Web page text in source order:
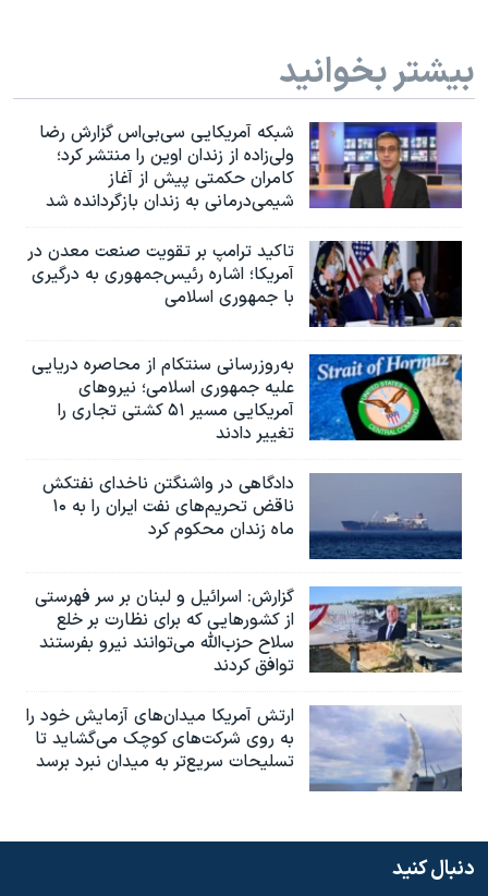
بیشتر بخوانید
شبکه آمریکایی سی‌بی‌‌اس گزارش رضا
ولی‌زاده از زندان اوین را منتشر کرد؛
کامران حکمتی پیش از آغاز
شیمی‌درمانی به زندان بازگردانده شد
تاکید ترامپ بر تقویت صنعت معدن در
آمریکا؛ اشاره رئیس‌جمهوری به درگیری
با جمهوری اسلامی
به‌روزرسانی سنتکام از محاصره دریایی
علیه جمهوری اسلامی؛ نیروهای
آمریکایی مسیر ۵۱ کشتی تجاری را
تغییر دادند
دادگاهی در واشنگتن ناخدای نفتکش
ناقض تحریم‌های نفت ایران را به ۱۰
ماه زندان محکوم کرد
گزارش‌: اسرائيل و لبنان بر سر فهرستی
از کشورهایی که برای نظارت بر خلع
سلاح حزب‌الله می‌توانند نیرو بفرستند
توافق کردند
ارتش آمریکا میدان‌های آزمایش خود را
به روی شرکت‌های کوچک می‌گشاید تا
تسلیحات سریع‌تر به میدان نبرد برسد
دنبال کنید